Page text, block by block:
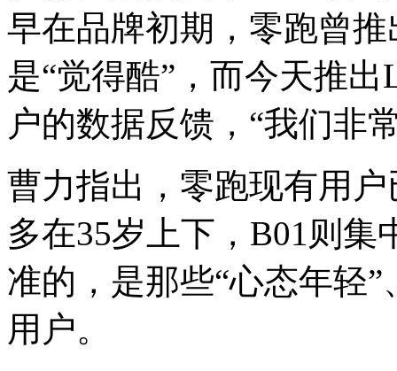
早在品牌初期，零跑曾
是“觉得酷”，而今天推
户的数据反馈，“我们非
曹力指出，零跑现有用
多在35岁上下，B01则集
准的，是那些“心态年轻
用户。